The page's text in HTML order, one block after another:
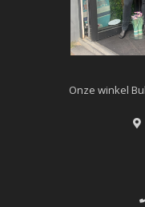
Onze winkel